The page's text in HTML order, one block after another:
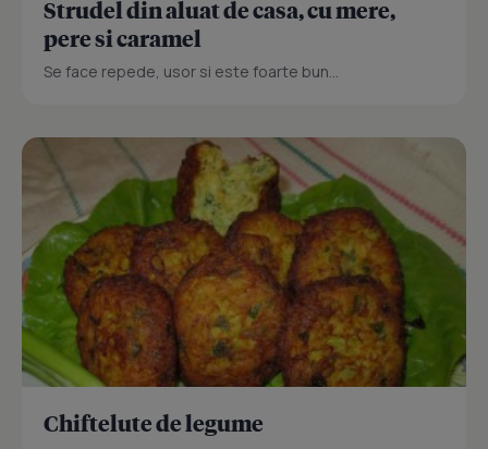
Strudel din aluat de casa, cu mere,
pere si caramel
Se face repede, usor si este foarte bun...
Chiftelute de legume